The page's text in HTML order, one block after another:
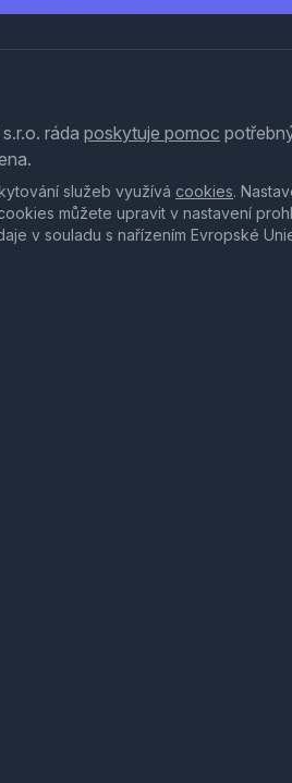
ráda poskytuje pomoc
služeb využívá cookies.
můžete upravit v nastavení
v souladu s nařízením Evropské